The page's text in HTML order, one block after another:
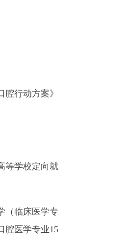
行动方案》
等学校定向就
（临床医学专
腔医学专业15